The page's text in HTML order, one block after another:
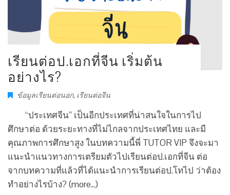
เรียนต่อป.เอกที่จีน เริ่มต้น
อย่างไร?
ข้อมูลเรียนต่อนอก, เรียนต่อจีน
“ประเทศจีน” เป็นอีกประเทศที่น่าสนใจในการไป
ศึกษาต่อ ด้วยระยะทางที่ไม่ไกลจากประเทศไทย และมี
คุณภาพการศึกษาสูง ในบทความนี้พี่ TUTOR VIP จึงจะมา
แนะนำแนวทางการเตรียมตัวไปเรียนต่อป.เอกที่จีน ต่อ
จากบทความที่แล้วที่ได้แนะนำการเรียนต่อป.โทไป ว่าต้อง
ทำอย่างไรบ้าง? (more…)